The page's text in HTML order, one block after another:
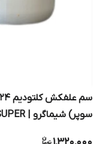
سوپر) شیماگرو | SELECT SUPER